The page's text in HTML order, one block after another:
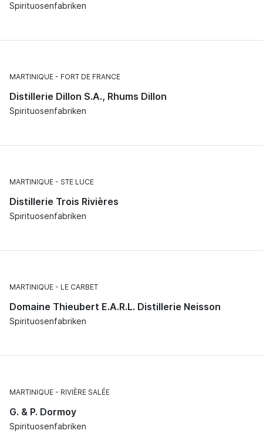
Spirituosenfabriken
MARTINIQUE FORT DE FRANCE
Distillerie Dillon S.A., Rhums Dillon
Spirituosenfabriken
MARTINIQUE STE LUCE
Distillerie Trois Rivières
Spirituosenfabriken
MARTINIQUE LE CARBET
Domaine Thieubert E.A.R.L. Distillerie Neisson
Spirituosenfabriken
MARTINIQUE RIVIÈRE SALÉE
G. & P. Dormoy
Spirituosenfabriken